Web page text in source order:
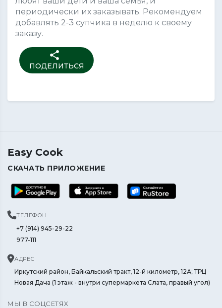
периодически их заказывать. Рекомендуем
добавлять 2-3 супчика в неделю к своему
заказу.
share
ПОДЕЛИТЬСЯ
Easy Cook
СКАЧАТЬ ПРИЛОЖЕНИЕ
ТЕЛЕФОН
+7 (914) 945-29-22
977-111
АДРЕС
Иркутский район, Байкальский тракт, 12-й километр, 12А; ТРЦ
Новая Дача (1 этаж - внутри супермаркета Слата, правый угол)
МЫ В СОЦСЕТЯХ